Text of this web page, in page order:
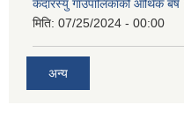
केदारस्युँ गाउँपालिकाको आर्थिक
मिति: 07/25/2024 - 00:00
अन्य